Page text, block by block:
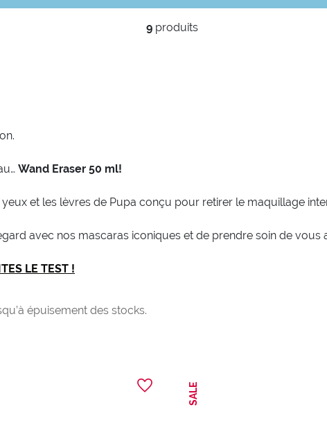
9produits
Wand Eraser 50 ml!
et les lèvres de Pupa conçu pour retirer le maquillage
avec nos mascaras iconiques et de prendre soin de
LE TEST !
épuisement des stocks.
SALE